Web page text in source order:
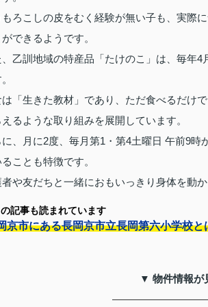
もろこしの皮をむく経験が無い子も、実際
できるようです。
、乙訓地域の特産品「たけのこ」は、毎年
「生きた教材」であり、ただ食べるだけ
えるような取り組みを展開しています。
に、月に2度、毎月第1・第4土曜日 午前9
ことも特徴です。
や友だちと一緒におもいっきり身体を動
記事も読まれています
京市にある長岡京市立長岡第六小学校
▼ 物件情報が